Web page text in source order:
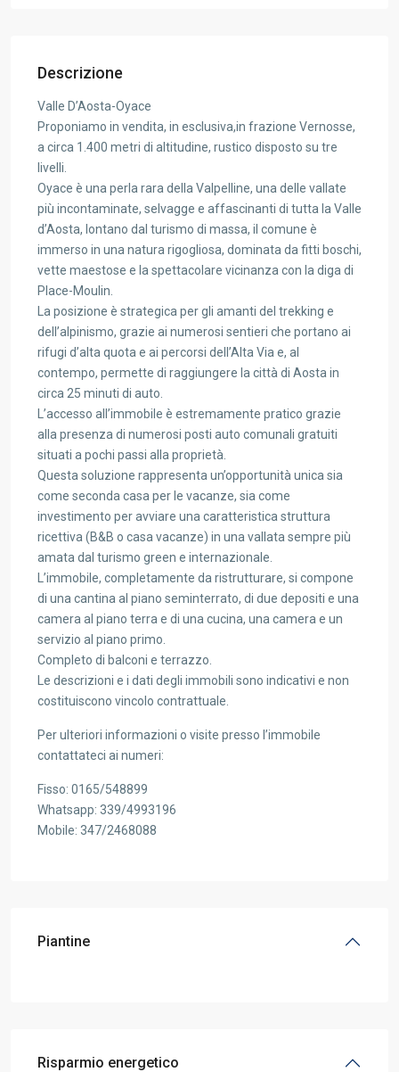
Descrizione
Valle D’Aosta-Oyace
Proponiamo in vendita, in esclusiva,in frazione Vernosse,
a circa 1.400 metri di altitudine, rustico disposto su tre
livelli.
Oyace è una perla rara della Valpelline, una delle vallate
più incontaminate, selvagge e affascinanti di tutta la Valle
d’Aosta, lontano dal turismo di massa, il comune è
immerso in una natura rigogliosa, dominata da fitti boschi,
vette maestose e la spettacolare vicinanza con la diga di
Place-Moulin.
La posizione è strategica per gli amanti del trekking e
dell’alpinismo, grazie ai numerosi sentieri che portano ai
rifugi d’alta quota e ai percorsi dell’Alta Via e, al
contempo, permette di raggiungere la città di Aosta in
circa 25 minuti di auto.
L’accesso all’immobile è estremamente pratico grazie
alla presenza di numerosi posti auto comunali gratuiti
situati a pochi passi alla proprietà.
Questa soluzione rappresenta un’opportunità unica sia
come seconda casa per le vacanze, sia come
investimento per avviare una caratteristica struttura
ricettiva (B&B o casa vacanze) in una vallata sempre più
amata dal turismo green e internazionale.
L’immobile, completamente da ristrutturare, si compone
di una cantina al piano seminterrato, di due depositi e una
camera al piano terra e di una cucina, una camera e un
servizio al piano primo.
Completo di balconi e terrazzo.
Le descrizioni e i dati degli immobili sono indicativi e non
costituiscono vincolo contrattuale.
Per ulteriori informazioni o visite presso l’immobile
contattateci ai numeri:
Fisso: 0165/548899
Whatsapp: 339/4993196
Mobile: 347/2468088
Piantine
Risparmio energetico